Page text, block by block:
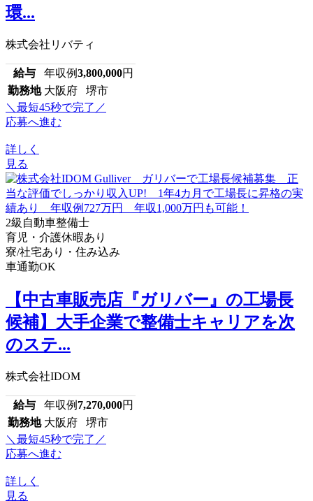
環...
株式会社リバティ
給与 年収例3,800,000円
勤務地 大阪府 堺市
＼最短45秒で完了／
応募へ進む
詳しく
見る
2級自動車整備士
育児・介護休暇あり
寮/社宅あり・住み込み
車通勤OK
【中古車販売店『ガリバー』の工場長
候補】大手企業で整備士キャリアを次
のステ...
株式会社IDOM
給与 年収例 7,270,000円
勤務地 大阪府 堺市
＼最短45秒で完了／
応募へ進む
詳しく
見る